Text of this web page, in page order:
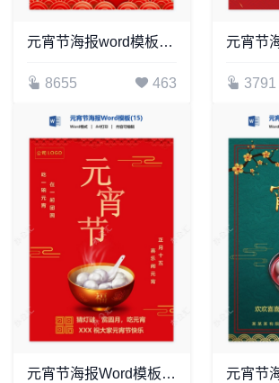
元宵节海报word模板(40)
8655 463 3791
元宵节海报Word模板(15)